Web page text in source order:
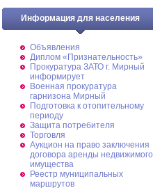
Информация для населения
Объявления
Диплом «Признательность»
Прокуратура ЗАТО г. Мирный
информирует
Военная прокуратура
гарнизона Мирный
Подготовка к отопительному
периоду
Защита потребителя
Торговля
Аукцион на право заключения
договора аренды недвижимого
имущества
Реестр муниципальных
маршрутов